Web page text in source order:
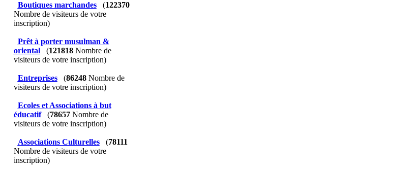
Boutiques marchandes (122370
Nombre de visiteurs de votre
inscription)
Prêt à porter musulman &
oriental
(121818Nombre de
visiteurs de votre inscription)
Entreprises (86248Nombre de
visiteurs de votre inscription)
Ecoles et Associations à but
éducatif
(78657Nombre de
visiteurs de votre inscription)
Associations Culturelles (78111
Nombre de visiteurs de votre
inscription)